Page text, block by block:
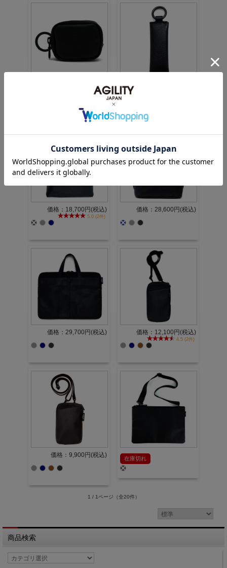
価格：4,620円(税込)
価格：18,700円(税込)
5.0 (2件)
価格：28,600円(税込)
価格：29,700円(税込) 価格：12,100円(税込)
4.5 (2件)
価格：9,900円(税込) 在庫切れ
1 / 1ページ （全20件）
商品検索